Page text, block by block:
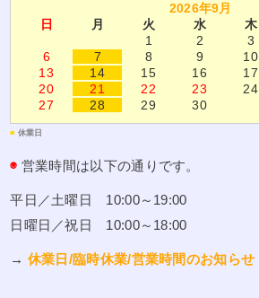
2026年9月
日
月 火 水 木
1
2 3
6
7 8 9 10
13
14 15 16 17
20
21 22 23 24
27
28 29 30
■ 休業日
◉ 営業時間は以下の通りです。
平日／土曜日 10:00～19:00
日曜日／祝日 10:00～18:00
→ 休業日/臨時休業/営業時間のお知らせ